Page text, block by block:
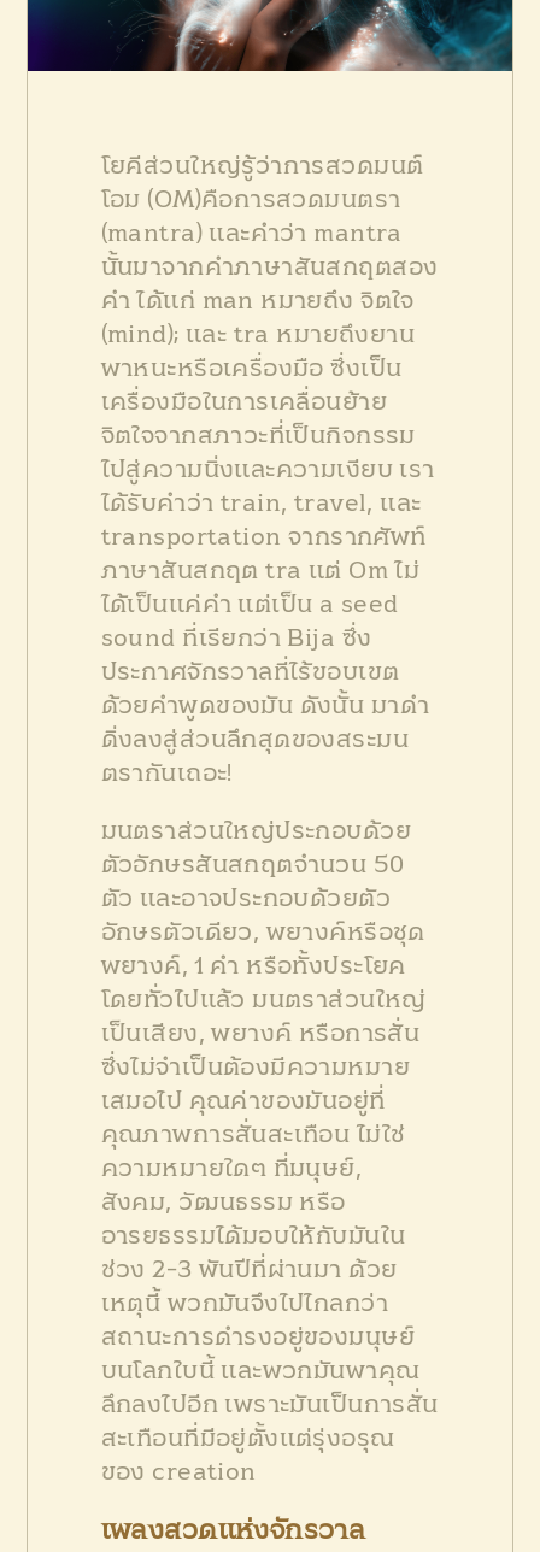
โยคีส่วนใหญ่รู้ว่าการสวดมนต์
โอม (OM)คือการสวดมนตรา
(mantra) และคำว่า mantra
นั้นมาจากคำภาษาสันสกฤตสอง
คำ ได้แก่ man หมายถึง จิตใจ
(mind); และ tra หมายถึงยาน
พาหนะหรือเครื่องมือ ซึ่งเป็น
เครื่องมือในการเคลื่อนย้าย
จิตใจจากสภาวะที่เป็นกิจกรรม
ไปสู่ความนิ่งและความเงียบ เรา
ได้รับคำว่า train, travel, และ
transportation จากรากศัพท์
ภาษาสันสกฤต tra แต่ Om ไม่
ได้เป็นแค่คำ แต่เป็น a seed
sound ที่เรียกว่า Bija ซึ่ง
ประกาศจักรวาลที่ไร้ขอบเขต
ด้วยคำพูดของมัน ดังนั้น มาดำ
ดิ่งลงสู่ส่วนลึกสุดของสระมน
ตรากันเถอะ!
มนตราส่วนใหญ่ประกอบด้วย
ตัวอักษรสันสกฤตจำนวน 50
ตัว และอาจประกอบด้วยตัว
อักษรตัวเดียว, พยางค์หรือชุด
พยางค์, 1 คำ หรือทั้งประโยค
โดยทั่วไปแล้ว มนตราส่วนใหญ่
เป็นเสียง, พยางค์ หรือการสั่น
ซึ่งไม่จำเป็นต้องมีความหมาย
เสมอไป คุณค่าของมันอยู่ที่
คุณภาพการสั่นสะเทือน ไม่ใช่
ความหมายใดๆ ที่มนุษย์,
สังคม, วัฒนธรรม หรือ
อารยธรรมได้มอบให้กับมันใน
ช่วง 2-3 พันปีที่ผ่านมา ด้วย
เหตุนี้ พวกมันจึงไปไกลกว่า
สถานะการดำรงอยู่ของมนุษย์
บนโลกใบนี้ และพวกมันพาคุณ
ลึกลงไปอีก เพราะมันเป็นการสั่น
สะเทือนที่มีอยู่ตั้งแต่รุ่งอรุณ
ของ creation
เพลงสวดแห่งจักรวาล